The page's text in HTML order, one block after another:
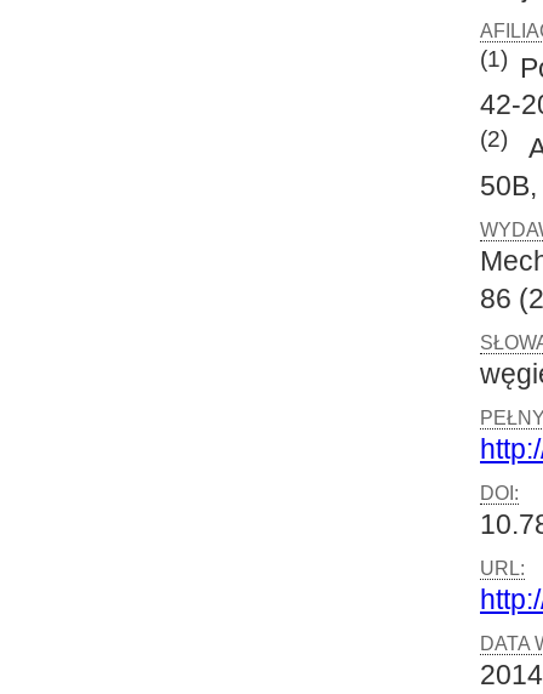
(1)
42-
(2)
86
DOI:
URL:
DATA